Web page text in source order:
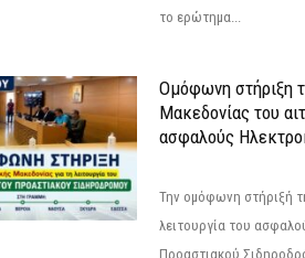
το ερώτημα...
Ομόφωνη στήριξη
Μακεδονίας του
ασφαλούς
Την ομόφωνη στήριξή
λειτουργία του
Προαστιακού